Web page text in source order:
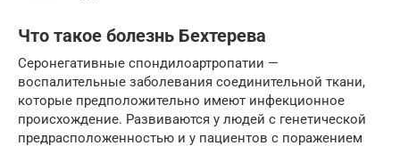
Что такое болезнь Бехтерева
Серонегативные спондилоартропатии —
воспалительные заболевания соединительной ткани,
которые предположительно имеют инфекционное
происхождение. Развиваются у людей с генетической
предрасположенностью и у пациентов с поражением